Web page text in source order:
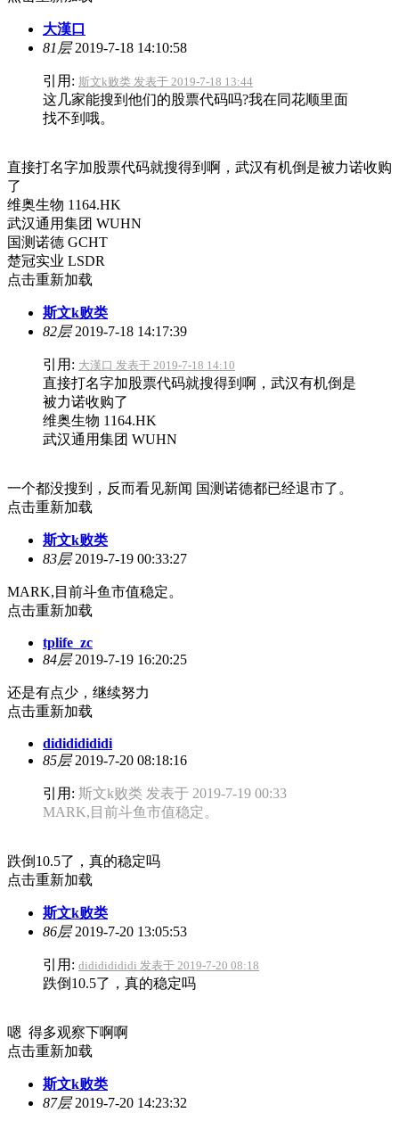
大漢口
81层2019-7-18 14:10:58
引用: 斯文k败类 发表于 2019-7-18 13:44
这几家能搜到他们的股票代码吗?我在同花顺里面
找不到哦。
直接打名字加股票代码就搜得到啊，武汉有机倒是被力诺收购
了
维奥生物 1164.HK
武汉通用集团 WUHN
国测诺德 GCHT
楚冠实业 LSDR
点击重新加载
斯文k败类
82层2019-7-18 14:17:39
引用: 大漢口 发表于 2019-7-18 14:10
直接打名字加股票代码就搜得到啊，武汉有机倒是
被力诺收购了
维奥生物 1164.HK
武汉通用集团 WUHN
一个都没搜到，反而看见新闻 国测诺德都已经退市了。
点击重新加载
斯文k败类
83层2019-7-19 00:33:27
MARK,目前斗鱼市值稳定。
点击重新加载
tplife_zc
84层2019-7-19 16:20:25
还是有点少，继续努力
点击重新加载
didididididi
85层2019-7-20 08:18:16
引用: 斯文k败类 发表于 2019-7-19 00:33
MARK,目前斗鱼市值稳定。
跌倒10.5了，真的稳定吗
点击重新加载
斯文k败类
86层2019-7-20 13:05:53
引用: didididididi 发表于 2019-7-20 08:18
跌倒10.5了，真的稳定吗
嗯 得多观察下啊啊
点击重新加载
斯文k败类
87层2019-7-20 14:23:32